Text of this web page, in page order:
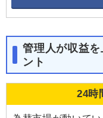
管理人が収益
ント
24時